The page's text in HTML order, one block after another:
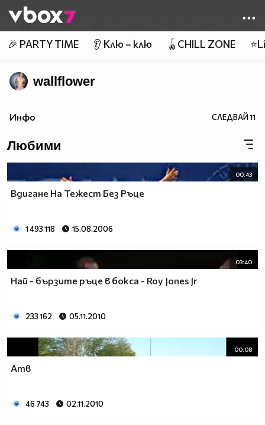
👾
🎉 PARTY TIME 👂 Клю – клю 🪀CHILL ZONE
wallflower
Инфо СЛЕДВАЙ11
Любими
00:43
Вдигане На Тежест Без Ръце
1 493 118 15.08.2006
03:40
Най - бързите ръце в бокса - Roy Jones Jr
233 162 05.11.2010
00:08
Атв
46 743 02.11.2010